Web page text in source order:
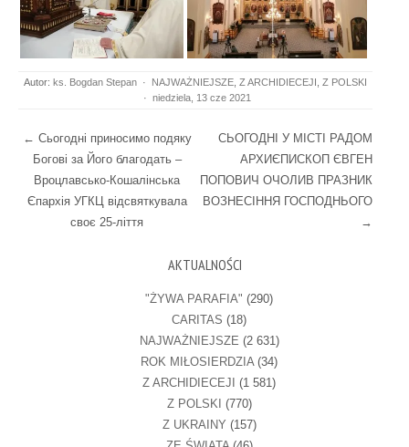
Autor: ks. Bogdan Stepan · NAJWAŻNIEJSZE Z ARCHIDIECEJI Z POLSKI
· niedziela, 13 cze 2021
Post navigation
← Сьогодні приносимо подяку
Богові за Його благодать –
Вроцлавсько-Кошалінська
Єпархія УГКЦ відсвяткувала
своє 25-ліття
СЬОГОДНІ У МІСТІ РАДОМ
АРХИЄПИСКОП ЄВГЕН
ПОПОВИЧ ОЧОЛИВ ПРАЗНИК
ВОЗНЕСІННЯ ГОСПОДНЬОГО
→
AKTUALNOŚCI
"ŻYWA PARAFIA" (290)
CARITAS (18)
NAJWAŻNIEJSZE (2 631)
ROK MIŁOSIERDZIA(34)
Z ARCHIDIECEJI (1 581)
Z POLSKI (770)
Z UKRAINY (157)